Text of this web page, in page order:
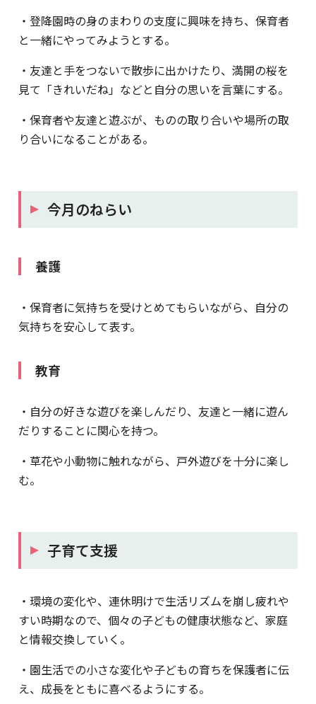
・登降園時の身のまわりの支度に興味を持ち、保育者
と一緒にやってみようとする。
・友達と手をつないで散歩に出かけたり、満開の桜を
見て「きれいだね」などと自分の思いを言葉にする。
・保育者や友達と遊ぶが、ものの取り合いや場所の取
り合いになることがある。
今月のねらい
養護
・保育者に気持ちを受けとめてもらいながら、自分の
気持ちを安心して表す。
教育
・自分の好きな遊びを楽しんだり、友達と一緒に遊ん
だりすることに関心を持つ。
・草花や小動物に触れながら、戸外遊びを十分に楽し
む。
子育て支援
・環境の変化や、連休明けで生活リズムを崩し疲れや
すい時期なので、個々の子どもの健康状態など、家庭
と情報交換していく。
・園生活での小さな変化や子どもの育ちを保護者に伝
え、成長をともに喜べるようにする。